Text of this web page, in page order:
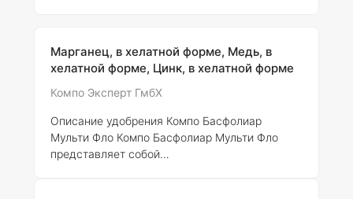
Марганец, в хелатной форме, Медь, в
хелатной форме, Цинк, в хелатной форме
Компо Эксперт ГмбХ
Описание удобрения Компо Басфолиар
Мульти ФлоКомпо Басфолиар Мульти Фло
представляет собой